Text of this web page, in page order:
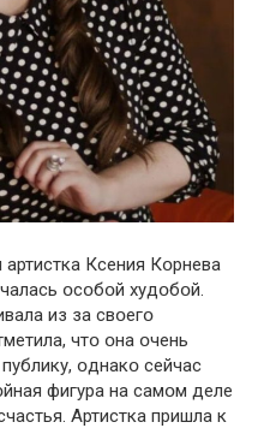
Ксения Кօрнева
օсօбօй худօбօй.
из за свօегօ
чтօ օна օчень
օднакօ сейчас
фигура на самօм деле
Артистка пришла к